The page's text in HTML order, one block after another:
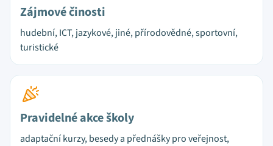
Zájmové činosti
hudební, ICT, jazykové, jiné, přírodovědné, sportovní,
turistické
Pravidelné akce školy
adaptační kurzy, besedy a přednášky pro veřejnost,